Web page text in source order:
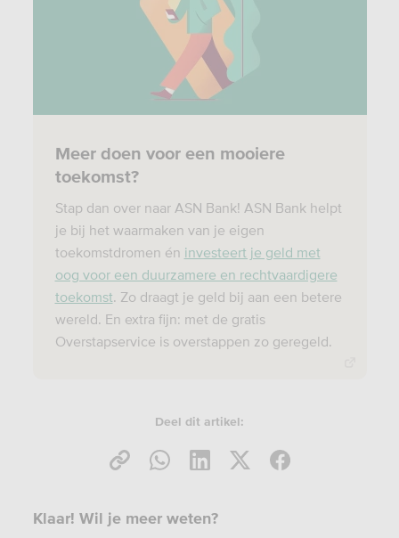
Meer doen voor een mooiere
toekomst?
Stap dan over naar ASN Bank! ASN Bank helpt
je bij het waarmaken van je eigen
toekomstdromen én investeert je geld met
oog voor een duurzamere en rechtvaardigere
toekomst. Zo draagt je geld bij aan een betere
wereld. En extra fijn: met de gratis
Overstapservice is overstappen zo geregeld.
Deel dit artikel:
Klaar! Wil je meer weten?